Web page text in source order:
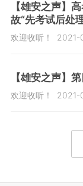
【雄安之声】
故“先考试后处
欢迎收听！ 2021-
【雄安之声】
欢迎收听！ 2021-